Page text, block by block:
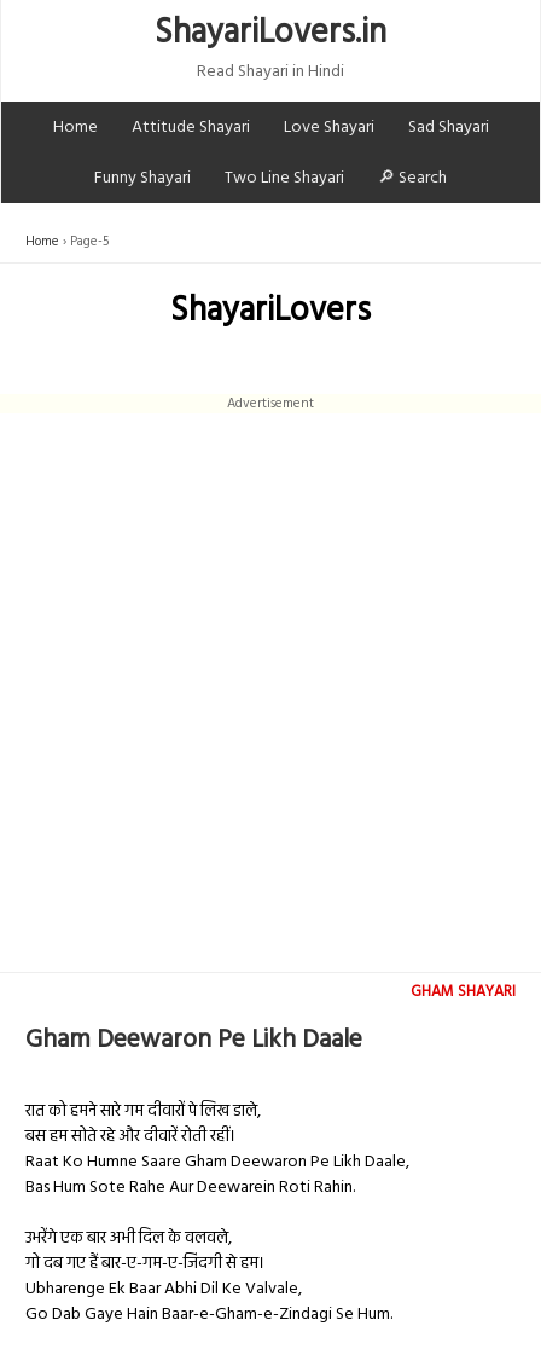
ShayariLovers.in
Read Shayari in Hindi
Home
Attitude Shayari Love Shayari
Sad Shayari
Funny Shayari
Two Line Shayari 🔎 Search
Home Page-5
ShayariLovers
Advertisement
GHAM SHAYARI
Gham Deewaron Pe Likh Daale
रात को हमने सारे गम दीवारों पे लिख डाले,
बस हम सोते रहे और दीवारें रोती रहीं।
Raat Ko Humne Saare Gham Deewaron Pe Likh Daale,
Bas Hum Sote Rahe Aur Deewarein Roti Rahin.
उभरेंगे एक बार अभी दिल के वलवले,
गो दब गए हैं बार-ए-गम-ए-जिंदगी से हम।
Ubharenge Ek Baar Abhi Dil Ke Valvale,
Go Dab Gaye Hain Baar-e-Gham-e-Zindagi Se Hum.